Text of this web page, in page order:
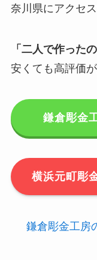
奈川県にアクセ
「二人で作った
安くても高評価
鎌倉彫金
横浜元町彫
鎌倉彫金工房